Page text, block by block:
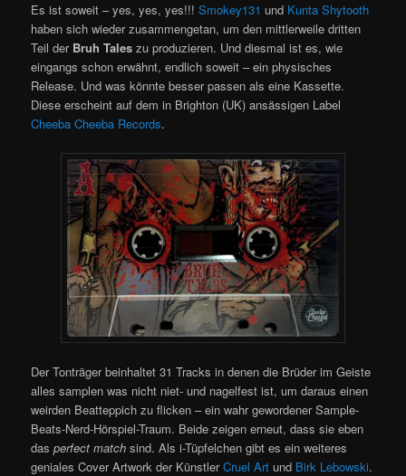
Es ist soweit – yes, yes, yes!!!Smokey131 und Kunta Shytooth
haben sich wieder zusammengetan, um den mittlerweile dritten
Teil der Bruh Tales zu produzieren. Und diesmal ist es, wie
eingangs schon erwähnt, endlich soweit – ein physisches
Release. Und was könnte besser passen als eine Kassette.
Diese erscheint auf dem in Brighton (UK) ansässigen Label
Cheeba Cheeba Records.
Der Tonträger beinhaltet 31 Tracks in denen die Brüder im Geiste
alles samplen was nicht niet- und nagelfest ist, um daraus einen
weirden Beatteppich zu flicken – ein wahr gewordener Sample-
Beats-Nerd-Hörspiel-Traum. Beide zeigen erneut, dass sie eben
dasperfect match sind. Als i-Tüpfelchen gibt es ein weiteres
geniales Cover Artwork der KünstlerCruel Art und Birk Lebowski.